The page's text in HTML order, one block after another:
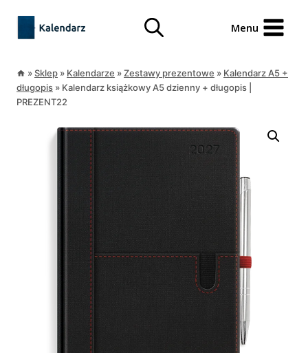
treści
treści
Menu
»Sklep » Kalendarze »Zestawy prezentowe » Kalendarz A5 +
długopis » Kalendarz książkowy A5 dzienny + długopis |
PREZENT22